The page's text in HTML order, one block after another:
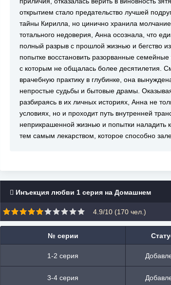
открытием стало предательство лучшей
тайны Кирилла, но цинично хранила
тотального недоверия, Анна осознала, что
полный разрыв с прошлой жизнью и бегство
попытке восстановить разорванные
с которым не общалась более десятилетия.
врачебную практику в глубинке, она
непростые судьбы и бытовые драмы.
разбираясь в их личных историях, Анна не
условиях, но и проходит путь внутренней
неприкрашенной жизнью и попытки наладить
тем самым лекарством, которое способно
Инъекция любви 1 серия на Домашнем
4.9/10 (170 чел.)
№ серии
1-2 серия
3-4 серия